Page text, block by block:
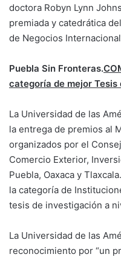
doctora Robyn Lynn
premiada y catedrática
de Negocios
Puebla Sin Fronteras.
categoría de mejor Tesis
La Universidad de las
la entrega de premios al
organizados por el
Comercio Exterior,
Puebla, Oaxaca y
la categoría de
tesis de investigación a
La Universidad de las
reconocimiento por “un